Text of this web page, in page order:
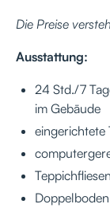
Die Preise
Ausstattung:
24 Std./7
im Gebäude
eingerichtete
Doppelboden